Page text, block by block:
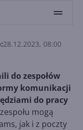
28.12.2023, 08:00
do zespołów
komunikacji
do pracy
mogą
jak i z poczty